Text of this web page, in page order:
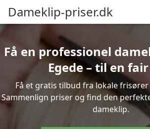
Dameklip-priser.dk
Få en professionel
Egede – til en
Få et gratis tilbud fra lokale frisører
Sammenlign priser og find den
dameklip.